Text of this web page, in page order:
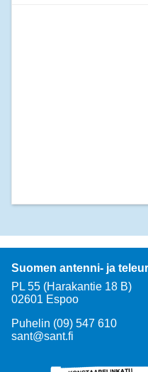
Suomen antenni- ja
PL 55 (Harakantie 18 B)
02601 Espoo
Puhelin (09) 547 610
sant@sant.fi